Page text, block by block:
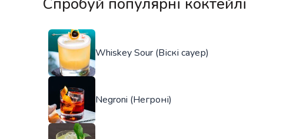
Whiskey Sour (Віскі сауер)
Negroni (Негроні)